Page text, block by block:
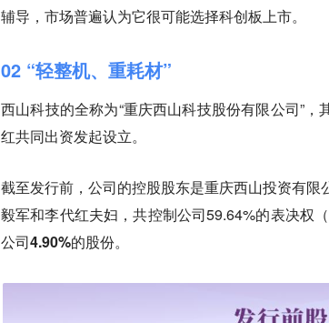
辅导，市场普遍认为它很可能选择科创板上市。
02 “轻整机、重耗材”
西山科技的全称为“重庆西山科技股份有限公司”
红共同出资发起设立。
截至发行前，公司的控股股东是重庆西山投资有
毅军和李代红夫妇，共控制公司59.64%的表决权
公司4.90%的股份。